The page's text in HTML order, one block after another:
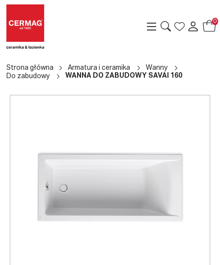
0
Strona główna Armatura i ceramika
Wanny
Do zabudowy
WANNA DO ZABUDOWY SAVAI 160